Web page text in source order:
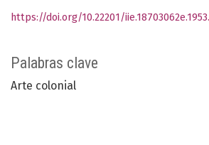
Palabras clave
Arte colonial
https://doi.org/10.22201/